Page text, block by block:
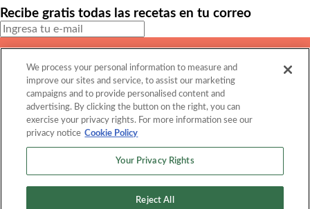
Recibe gratis todas las recetas en tu correo
Este sitio está protegido por reCAPTCHA y Google
Política de
privacidad
y Se aplican las Condiciones de servicio
¡Muchas gracias!
Ya estás suscrito a nuestro newsletter
Recibe gratis todas las recetas en tu correo
SUSCRIBIRME
We process your personal information to measure and
improve our sites and service, to assist our marketing
campaigns and to provide personalised content and
advertising. By clicking the button on the right, you can
exercise your privacy rights. For more information see our
privacy notice Cookie Policy
Your Privacy Rights
Reject All